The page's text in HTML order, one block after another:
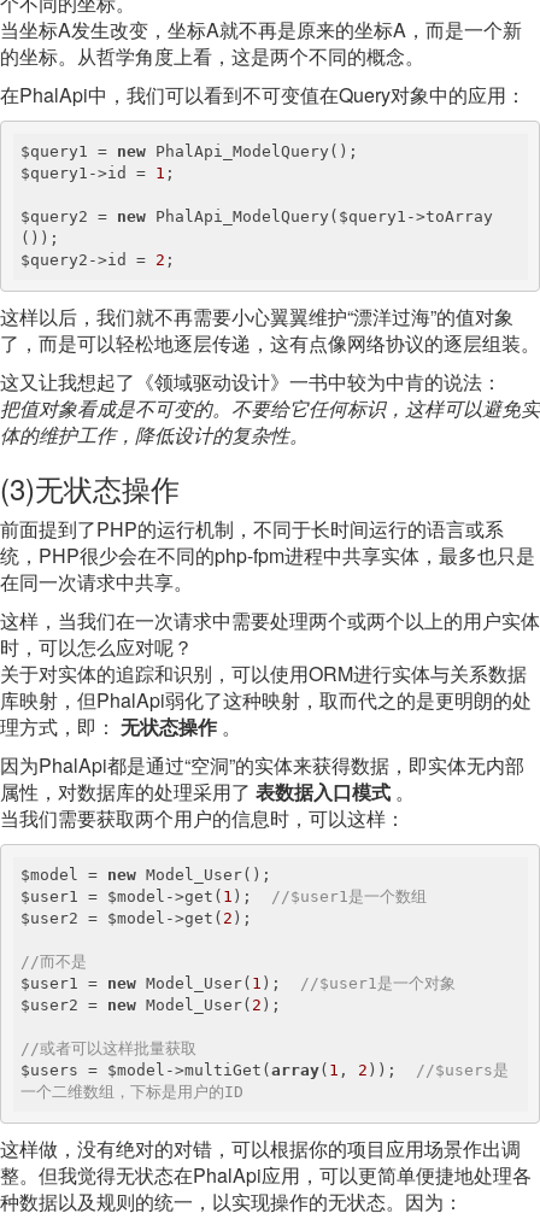
当坐标A发生改变，坐标A就不再是原来的坐标A，而是一个新
的坐标。从哲学角度上看，这是两个不同的概念。
在PhalApi中，我们可以看到不可变值在Query对象中的应用：
$query1 = new PhalApi_ModelQuery();
$query1->id = 1 ;
$query2 = new PhalApi_ModelQuery($query1->toArray
());
$query2->id = 2 ;
这样以后，我们就不再需要小心翼翼维护“漂洋过海”的值对象
了，而是可以轻松地逐层传递，这有点像网络协议的逐层组装。
这又让我想起了《领域驱动设计》一书中较为中肯的说法：
把值对象看成是不可变的。不要给它任何标识，这样可以避免实
体的维护工作，降低设计的复杂性。
(3)无状态操作
前面提到了PHP的运行机制，不同于长时间运行的语言或系
统，PHP很少会在不同的php-fpm进程中共享实体，最多也只是
在同一次请求中共享。
这样，当我们在一次请求中需要处理两个或两个以上的用户实体
时，可以怎么应对呢？
关于对实体的追踪和识别，可以使用ORM进行实体与关系数据
库映射，但PhalApi弱化了这种映射，取而代之的是更明朗的处
理方式，即： 无状态操作 。
因为PhalApi都是通过“空洞”的实体来获得数据，即实体无内部
属性，对数据库的处理采用了 表数据入口模式 。
当我们需要获取两个用户的信息时，可以这样：
$model = new Model_User();
$user1 = $model->get( 1 ); //$user1是一个数组
$user2 = $model->get( 2 );
//而不是
$user1 = new Model_User( 1 ); //$user1是一个对象
$user2 = new Model_User( 2 );
//或者可以这样批量获取
$users = $model->multiGet( array( 1 , 2 )); //$users是
一个二维数组，下标是用户的ID
这样做，没有绝对的对错，可以根据你的项目应用场景作出调
整。但我觉得无状态在PhalApi应用，可以更简单便捷地处理各
种数据以及规则的统一，以实现操作的无状态。因为：